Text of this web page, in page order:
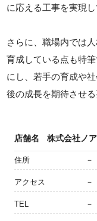
に応える工事を実現し
さらに、職場内では
育成している点も特
にし、若手の育成や
後の成長を期待させる
店舗名 株式会社ノア
住所 －
アクセス －
TEL －